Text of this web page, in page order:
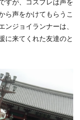
ら声をかけてもらうこ
ジョイランナーは、
に来てくれた友達のと